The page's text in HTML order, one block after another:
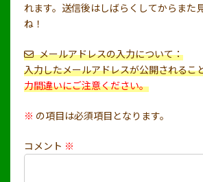
れます。送信後はしばらくしてからまた
ね！
メールアドレスの入力について：
入力したメールアドレスが公開されるこ
力間違いにご注意ください。
※ の項目は必須項目となります。
コメント ※